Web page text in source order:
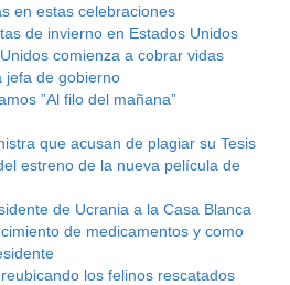
en estas celebraciones
de invierno en Estados Unidos
comienza a cobrar vidas
jefa de gobierno
”Al filo del mañana”
que acusan de plagiar su Tesis
estreno de la nueva película de
de Ucrania a la Casa Blanca
de medicamentos y como
los felinos rescatados